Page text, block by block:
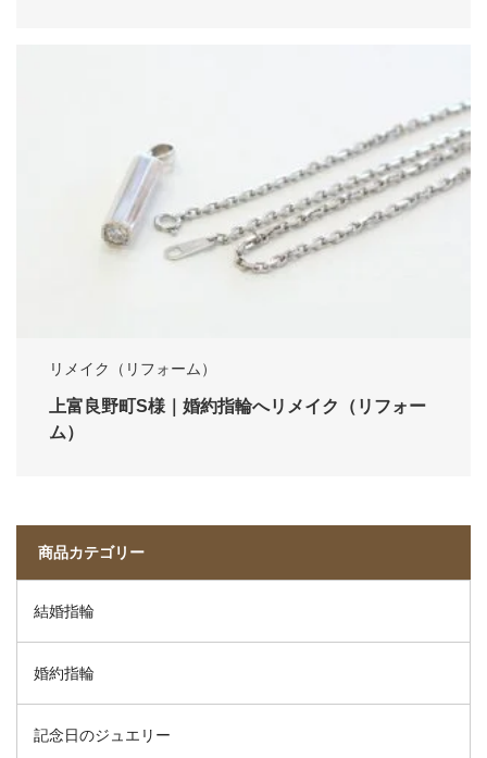
リメイク（リフォーム）
上富良野町S様｜婚約指輪へリメイク（リフォー
ム）
商品カテゴリー
結婚指輪
婚約指輪
記念日のジュエリー